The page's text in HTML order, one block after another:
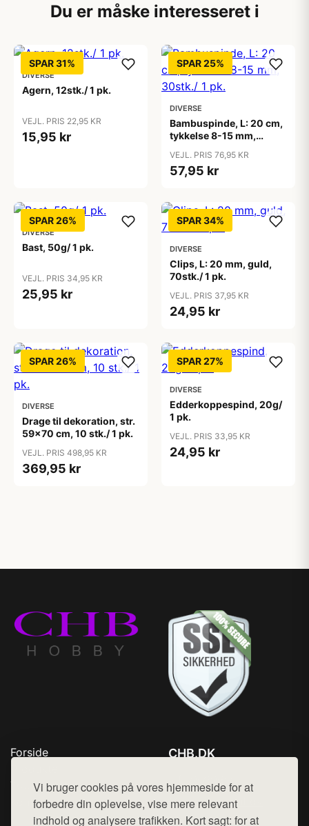
Vi bruger cookies på vores hjemmeside for at
forbedre din oplevelse, vise mere relevant
indhold og analysere trafikken. Kort sagt: for at
Du er måske interesseret i
SPAR 31%
DIVERSE
Agern, 12stk./ 1 pk.
VEJL. PRIS 22,95 KR
15,95 kr
SPAR 25%
DIVERSE
Bambuspinde, L: 20 cm,
tykkelse 8-15 mm,
VEJL. PRIS 76,95 KR
57,95 kr
SPAR 26%
DIVERSE
Bast, 50g/ 1 pk.
VEJL. PRIS 34,95 KR
25,95 kr
SPAR 34%
DIVERSE
Clips, L: 20 mm, guld,
70stk./ 1 pk.
VEJL. PRIS 37,95 KR
24,95 kr
SPAR 26%
DIVERSE
Drage til dekoration, str.
59x70 cm, 10 stk./ 1 pk.
VEJL. PRIS 498,95 KR
369,95 kr
SPAR 27%
DIVERSE
Edderkoppespind, 20g/
1 pk.
VEJL. PRIS 33,95 KR
24,95 kr
Forside
Top Rabatter
Kontakt
CHB.DK
Mail: hej@want.dk